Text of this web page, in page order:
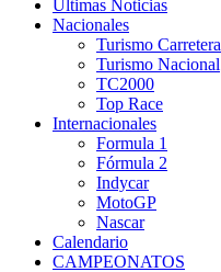
Últimas Noticias
Nacionales
Turismo Carretera
Turismo Nacional
TC2000
Top Race
Internacionales
Formula 1
Fórmula 2
Indycar
MotoGP
Nascar
Calendario
CAMPEONATOS